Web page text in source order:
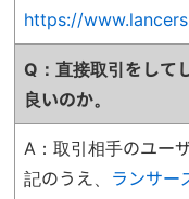
https://
Q：直接取引をして
良いのか。
A：取引相手のユー
記のうえ、 ランサー